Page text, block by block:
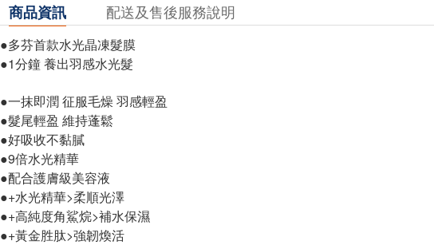
商品資訊 配送及售後服務說明
●多芬首款水光晶凍髮膜
●1分鐘 養出羽感水光髮
●一抹即潤 征服毛燥 羽感輕盈
●髮尾輕盈 維持蓬鬆
●好吸收不黏膩
●9倍水光精華
●配合護膚級美容液
●+水光精華>柔順光澤
●+高純度角鯊烷>補水保濕​
●+黃金胜肽>強韌​煥活